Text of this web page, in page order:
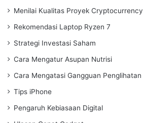
Menilai Kualitas Proyek Cryptocurrency
Rekomendasi Laptop Ryzen 7
Strategi Investasi Saham
Cara Mengatur Asupan Nutrisi
Cara Mengatasi Gangguan Penglihatan
Tips iPhone
Pengaruh Kebiasaan Digital